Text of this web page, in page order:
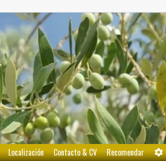
Localización Contacto & CV Recomendar